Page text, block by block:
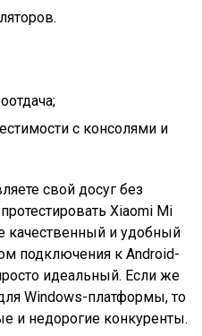
с консолями и
свой досуг без
Xiaomi Mi
качественный и удобный
подключения к Android-
идеальный. Если же
Windows-платформы, то
и недорогие конкуренты.